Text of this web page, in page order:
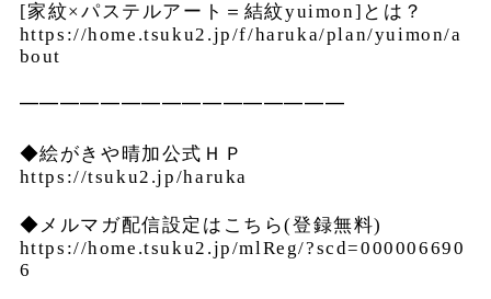
[家紋×パステルアート＝結紋yuimon]とは？
https://home.tsuku2.jp/f/haruka/plan/yuimon/a
bout
━━━━━━━━━━━━━━━━
◆絵がきや晴加公式ＨＰ
https://tsuku2.jp/haruka
◆メルマガ配信設定はこちら(登録無料)
https://home.tsuku2.jp/mlReg/?scd=000006690
6